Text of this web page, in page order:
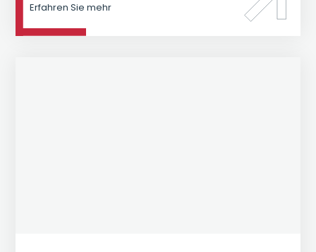
Erfahren Sie mehr